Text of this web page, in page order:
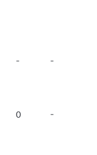
- -
0 -